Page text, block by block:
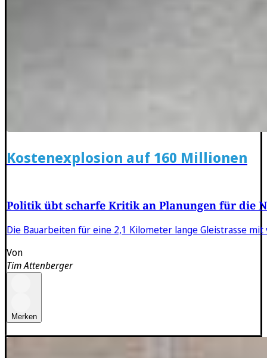
Kostenexplosion auf 160 Millionen
Politik übt scharfe Kritik an Planungen für die
Die Bauarbeiten für eine 2,1 Kilometer lange Gleistrasse
Von
Tim Attenberger
Merken